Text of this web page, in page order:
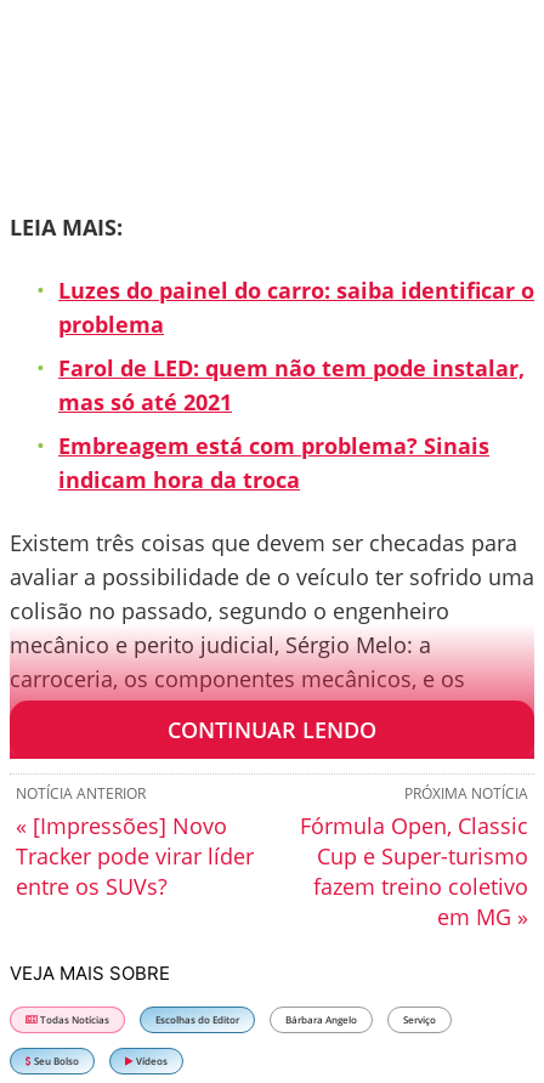
LEIA MAIS:
Luzes do painel do carro: saiba identificar o
problema
Farol de LED: quem não tem pode instalar,
mas só até 2021
Embreagem está com problema? Sinais
indicam hora da troca
Existem três coisas que devem ser checadas para
avaliar a possibilidade de o veículo ter sofrido uma
colisão no passado, segundo o engenheiro
mecânico e perito judicial, Sérgio Melo: a
carroceria, os componentes mecânicos, e os
componentes eletrônicos.
CONTINUAR LENDO
PRÓXIMA NOTÍCIA
Fórmula Open, Classic
Cup e Super-turismo
fazem treino coletivo
em MG »
NOTÍCIA ANTERIOR
« [Impressões] Novo
Tracker pode virar líder
entre os SUVs?
VEJA MAIS SOBRE
Todas Notícias Escolhas do Editor Bárbara Angelo Serviço
Seu Bolso Vídeos